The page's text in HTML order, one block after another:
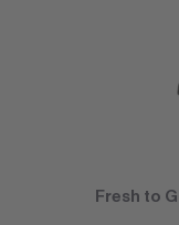
Fresh to